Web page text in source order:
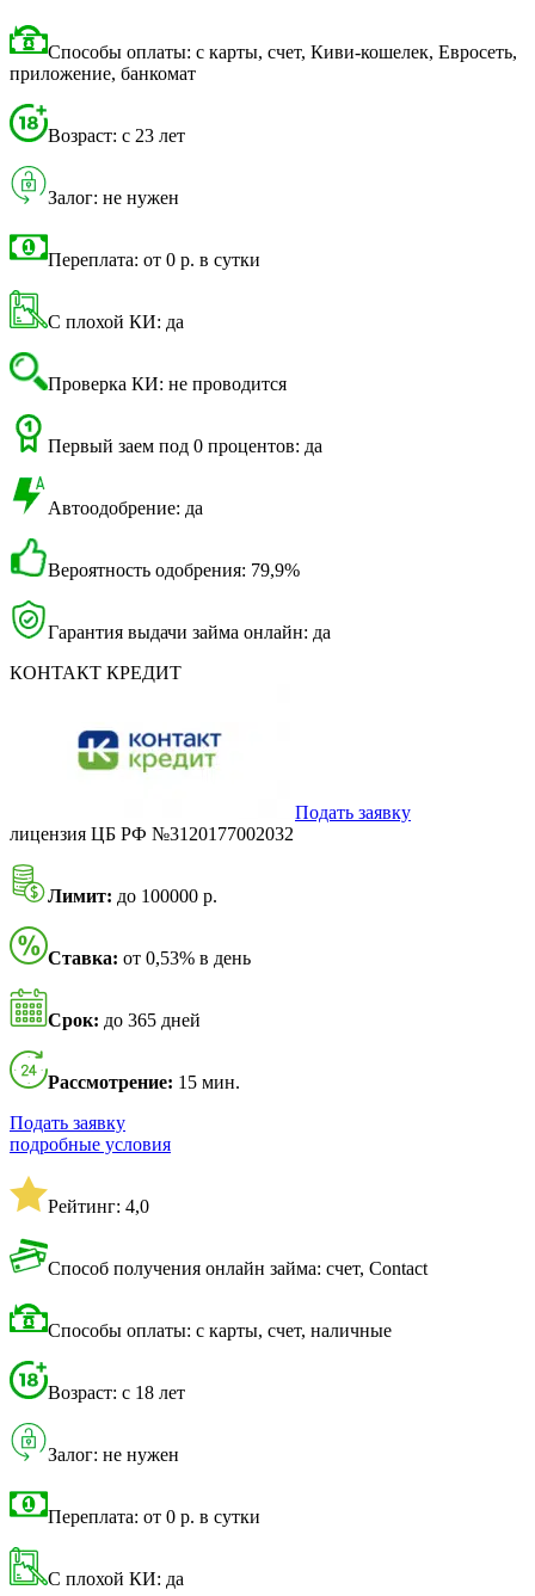
Способы оплаты: с карты, счет, Киви-кошелек, Евросеть,
приложение, банкомат
Возраст: с 23 лет
Залог: не нужен
Переплата: от 0 р. в сутки
С плохой КИ: да
Проверка КИ: не проводится
Первый заем под 0 процентов: да
Автоодобрение: да
Вероятность одобрения: 79,9%
Гарантия выдачи займа онлайн: да
КОНТАКТ КРЕДИТ
Подать заявку
лицензия ЦБ РФ №3120177002032
Лимит: до 100000 р.
Ставка: от 0,53% в день
Срок: до 365 дней
Рассмотрение: 15 мин.
Подать заявку
подробные условия
Рейтинг: 4,0
Способ получения онлайн займа: счет, Contact
Способы оплаты: с карты, счет, наличные
Возраст: с 18 лет
Залог: не нужен
Переплата: от 0 р. в сутки
С плохой КИ: да